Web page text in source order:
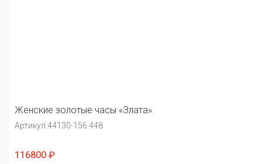
Женские золотые часы «Злата»
Артикул:44130-156.448
116800 ₽